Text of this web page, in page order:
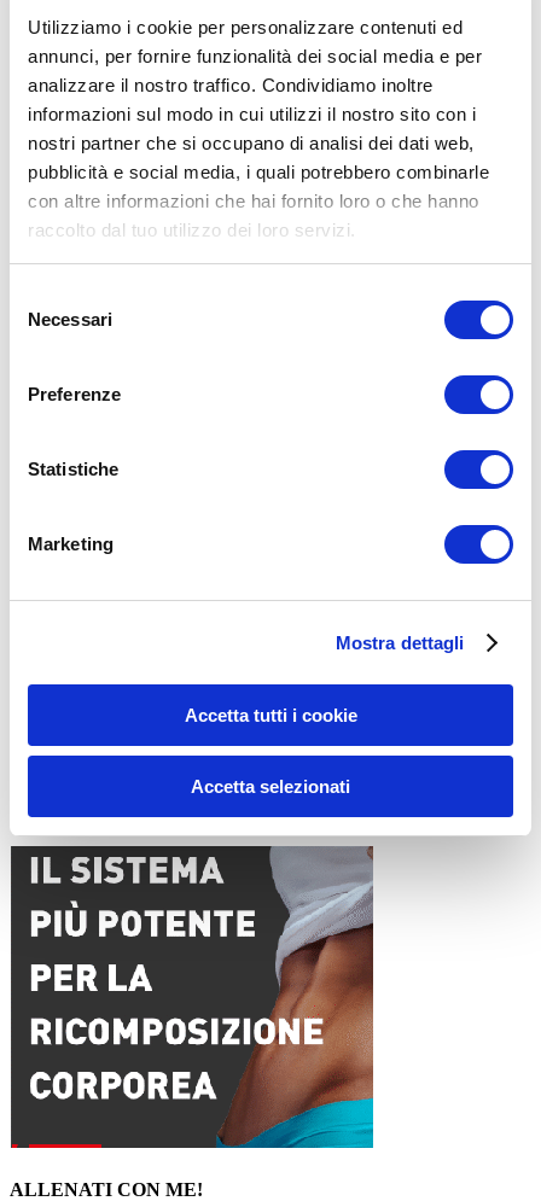
Utilizziamo i cookie per personalizzare contenuti ed
annunci, per fornire funzionalità dei social media e per
analizzare il nostro traffico. Condividiamo inoltre
informazioni sul modo in cui utilizzi il nostro sito con i
nostri partner che si occupano di analisi dei dati web,
pubblicità e social media, i quali potrebbero combinarle
con altre informazioni che hai fornito loro o che hanno
raccolto dal tuo utilizzo dei loro servizi.
delNecessari
Preferenze
Statistiche
Marketing
Mostra dettagli
Accetta tutti i cookie
Accetta selezionati
conseguenze risultanti dall’uso di tali informazioni e dalla loro messa
in pratica. L’allenamento con sovraccarichi, a corpo libero, con i
kettlebell, con il trx, e con altri attrezzi può causare infortuni, si
consiglia pertanto di prestare la massima attenzione e di eseguire
esercizi e metodologie adatte al proprio livello di forma. Consultare
il proprio medico di fiducia prima di intraprendere qualsiasi forma di
attività fisica o regime alimentare.
Condividi:
Facebook
Allenamento
15WORKOUT SCARICA ORA
ALLENATI CON ME!